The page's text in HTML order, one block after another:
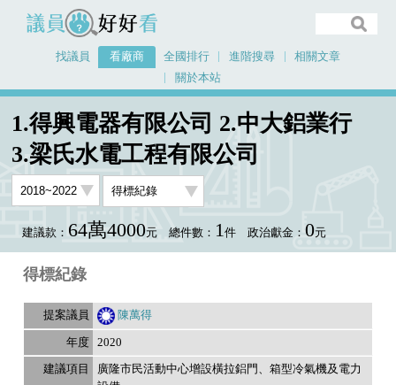
議員好好看
找議員 看廠商 全國排行 進階搜尋
相關文章
關於本站
議員排行資料
1.得興電器有限公司 2.中大鋁業行
3.梁氏水電工程有限公司
建議款： 64萬4000元 總件數： 1件 政治獻金： 0元
得標紀錄
陳萬得
2020
廣隆市民活動中心增設橫拉鋁門、箱型冷氣機及電力